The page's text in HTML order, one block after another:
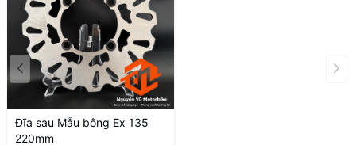
Đĩa sau Mẫu bông Ex 135
220mm